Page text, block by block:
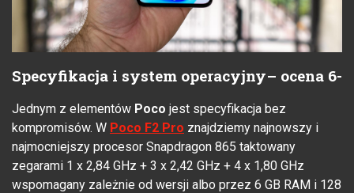
Specyfikacja i system operacyjny– ocena 6-
Jednym z elementów Poco jest specyfikacja bez
kompromisów. W Poco F2 Pro znajdziemy najnowszy i
najmocniejszy procesor Snapdragon 865 taktowany
zegarami 1 x 2,84 GHz + 3 x 2,42 GHz + 4 x 1,80 GHz
wspomagany zależnie od wersji albo przez 6 GB RAM i 128